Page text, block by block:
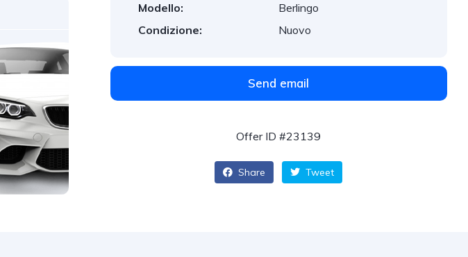
Modello:
Berlingo
Condizione:
Nuovo
Send email
Offer ID #23139
Share Tweet